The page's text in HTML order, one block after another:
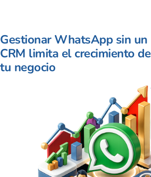
Gestionar WhatsApp sin un
CRM limita el crecimiento de
tu negocio